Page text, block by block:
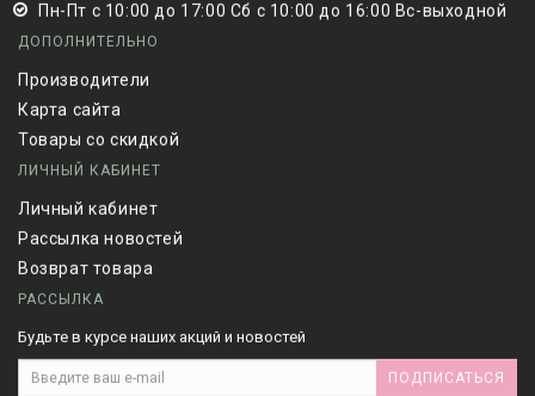
Пн-Пт с 10:00 до 17:00 Сб с 10:00 до 16:00 Вс-выходной
ДОПОЛНИТЕЛЬНО
Производители
Карта сайта
Товары со скидкой
ЛИЧНЫЙ КАБИНЕТ
Личный кабинет
Рассылка новостей
Возврат товара
РАССЫЛКА
Будьте в курсе наших акций и новостей
ПОДПИСАТЬСЯ